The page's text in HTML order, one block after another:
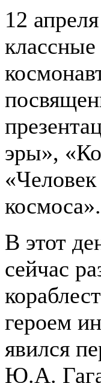
12
эры»,
космоса».
В этот
сейчас
героем
явился
Ю.А.